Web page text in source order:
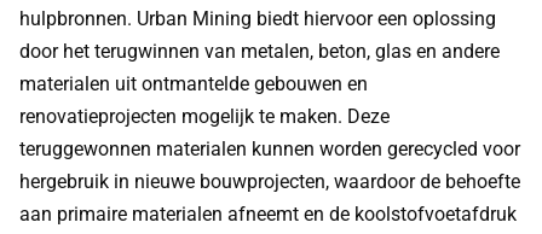
hulpbronnen. Urban Mining biedt hiervoor een oplossing
door het terugwinnen van metalen, beton, glas en andere
materialen uit ontmantelde gebouwen en
renovatieprojecten mogelijk te maken. Deze
teruggewonnen materialen kunnen worden gerecycled voor
hergebruik in nieuwe bouwprojecten, waardoor de behoefte
aan primaire materialen afneemt en de koolstofvoetafdruk